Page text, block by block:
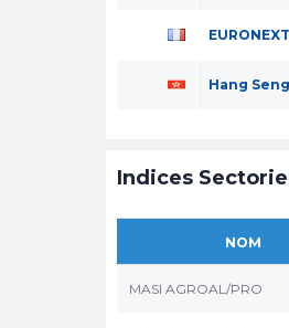
Hang
Indices
NOM
MASI AGROAL/PRO